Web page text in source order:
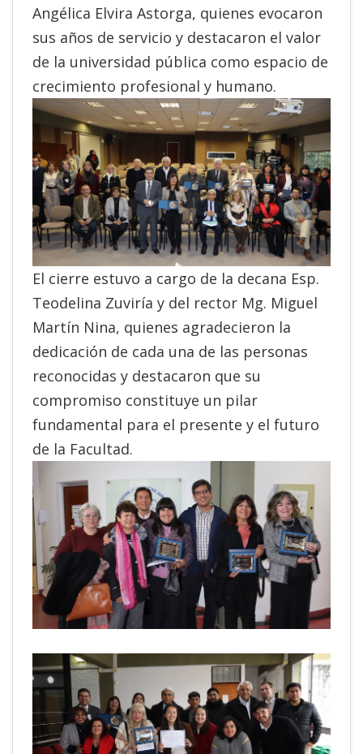
Angélica Elvira Astorga, quienes evocaron
sus años de servicio y destacaron el valor
de la universidad pública como espacio de
crecimiento profesional y humano.
El cierre estuvo a cargo de la decana Esp.
Teodelina Zuviría y del rector Mg. Miguel
Martín Nina, quienes agradecieron la
dedicación de cada una de las personas
reconocidas y destacaron que su
compromiso constituye un pilar
fundamental para el presente y el futuro
de la Facultad.